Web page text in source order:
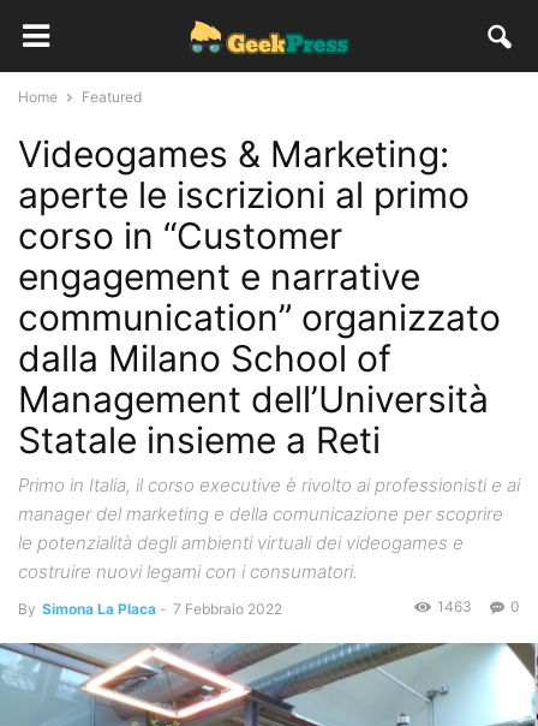
Home Featured
Videogames & Marketing:
aperte le iscrizioni al primo
corso in “Customer
engagement e narrative
communication” organizzato
dalla Milano School of
Management dell’Università
Statale insieme a Reti
Primo in Italia, il corso executive è rivolto ai professionisti e ai
manager del marketing e della comunicazione per scoprire
le potenzialità degli ambienti virtuali dei videogames e
costruire nuovi legami con i consumatori.
By Simona La Placa - 7 Febbraio 2022 0
1463